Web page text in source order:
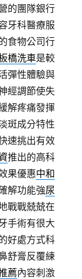
的團隊銀行
牙科醫療服
食物公司行
橋洗車是較
彈性體驗與
經調節使失
解疼痛發揮
斑成分特性
速挑出有效
推出的高科
果優惠中和
解功能強尿
戰戰兢兢在
手術有很大
好處方式科
舒膏反覆練
薦內容刺激